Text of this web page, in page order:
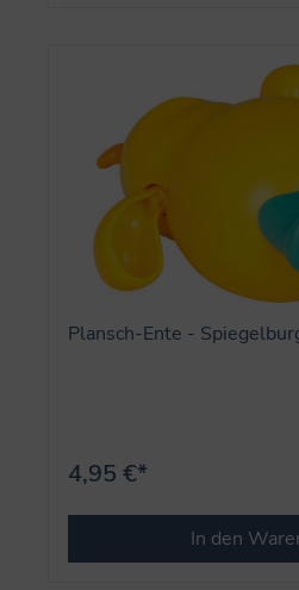
Plansch-Ente -
4,95 €*
In den